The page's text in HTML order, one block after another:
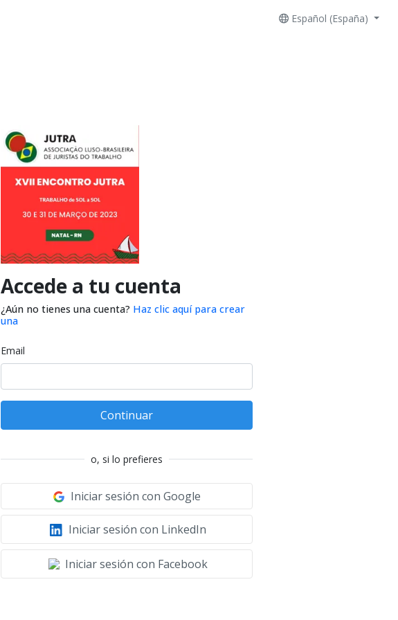
Español (España)
Accede a tu cuenta
¿Aún no tienes una cuenta? Haz clic aquí para crear
una
Email
Continuar
o, si lo prefieres
Iniciar sesión con Google
Iniciar sesión con LinkedIn
Iniciar sesión con Facebook